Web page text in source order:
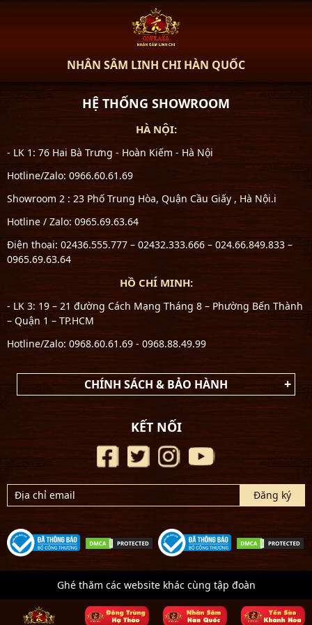
NHÂN SÂM LINH CHI HÀN QUỐC
HỆ THỐNG SHOWROOM
HÀ NỘI:
- LK 1: 76 Hai Bà Trưng - Hoàn Kiếm - Hà Nội
Hotline/Zalo: 0966.60.61.69
Showroom 2 : 23 Phố Trung Hòa, Quận Cầu Giấy , Hà Nội.i
Hotline / Zalo: 0965.69.63.64
Điện thoại: 02436.555.777 – 02432.333.666 – 024.66.849.833 –
0965.69.63.64
HỒ CHÍ MINH:
- LK 3: 19 – 21 đường Cách Mạng Tháng 8 – Phường Bến Thành
– Quận 1 – TP.HCM
Hotline/Zalo: 0968.60.61.69 - 0968.88.49.99
CHÍNH SÁCH & BẢO HÀNH
KẾT NỐI
Ghé thăm các website khác cùng tập đoàn